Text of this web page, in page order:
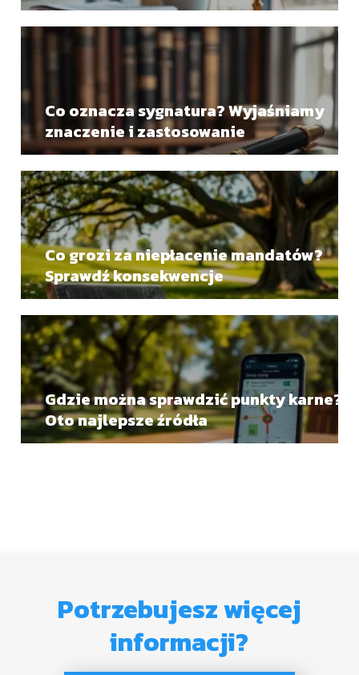
Co oznacza sygnatura? Wyjaśniamy
znaczenie i zastosowanie
Co grozi za niepłacenie mandatów?
Sprawdź konsekwencje
Gdzie można sprawdzić punkty karne?
Oto najlepsze źródła
Potrzebujesz więcej
informacji?